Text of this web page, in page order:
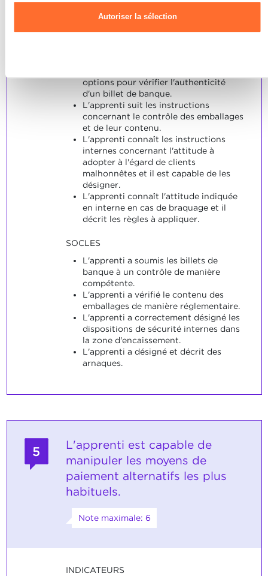
Autoriser la sélection
options pour vérifier l'authenticité
d'un billet de banque.
L'apprenti suit les instructions
concernant le contrôle des emballages
et de leur contenu.
L'apprenti connaît les instructions
internes concernant l'attitude à
adopter à l'égard de clients
malhonnêtes et il est capable de les
désigner.
L'apprenti connaît l'attitude indiquée
en interne en cas de braquage et il
décrit les règles à appliquer.
SOCLES
L'apprenti a soumis les billets de
banque à un contrôle de manière
compétente.
L'apprenti a vérifié le contenu des
emballages de manière réglementaire.
L'apprenti a correctement désigné les
dispositions de sécurité internes dans
la zone d'encaissement.
L'apprenti a désigné et décrit des
arnaques.
5
L'apprenti est capable de
manipuler les moyens de
paiement alternatifs les plus
habituels.
Note maximale: 6
INDICATEURS